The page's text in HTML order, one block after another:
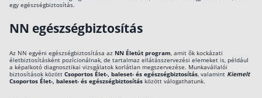
egy egészségbiztosítás.
NN egészségbiztosítás
Az NN egyéni egészségbiztosítása az NN Életút program , amit ők kockázati
életbiztosításként pozícionálnak, de tartalmaz ellátásszervezési elemeket is, például
a képalkotó diagnosztikai vizsgálatok korlátlan megszervezése. Munkavállalói
biztosítások között Csoportos Élet-, baleset- és egészségbiztosítás , valamint Kiemelt
Csoportos Élet-, baleset- és egészségbiztosítás között válogathatunk.